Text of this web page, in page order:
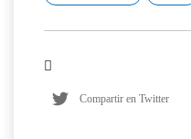
Compartir en Twitter